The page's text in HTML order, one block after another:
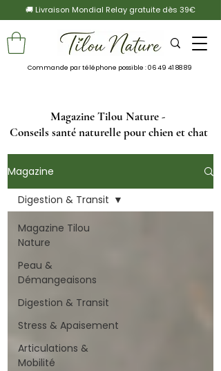
🚚 Livraison Mondial Relay gratuite dès 39€
Commande par téléphone possible :06 49 41 88 89
Magazine Tilou Nature -
Conseils santé naturelle pour chien et chat
Magazine
Magazine Tilou
Nature
Peau &
Démangeaisons
Digestion & Transit
Stress & Apaisement
Articulations &
Mobilité
Digestion & Transit